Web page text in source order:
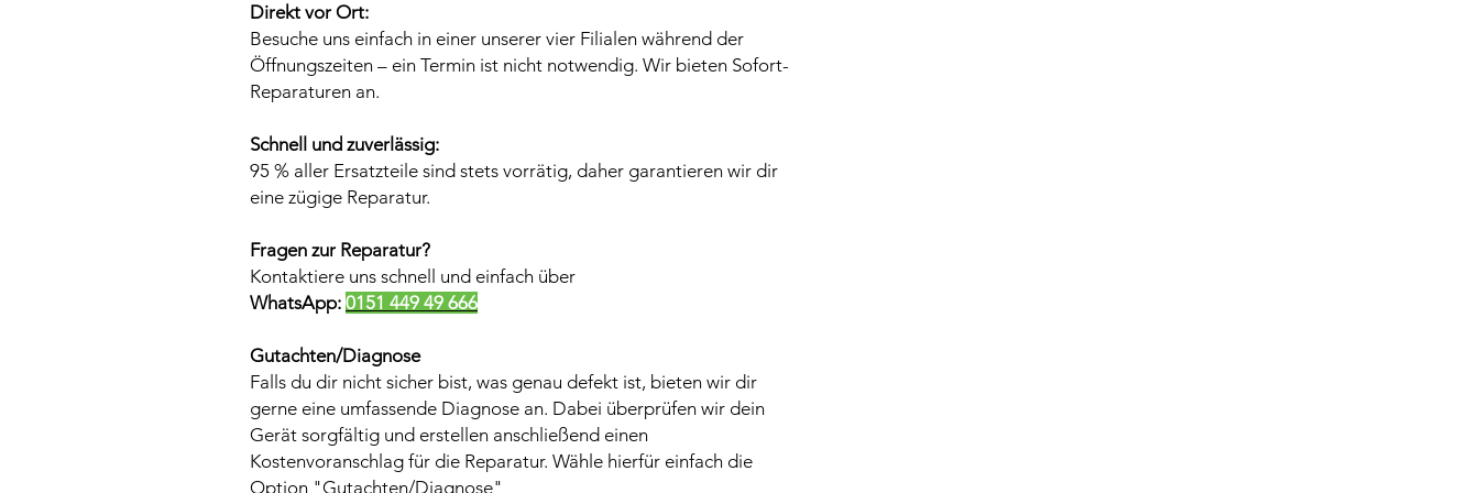
Direkt vor Ort:
Besuche uns einfach in einer unserer vier Filialen während der
Öffnungszeiten – ein Termin ist nicht notwendig. Wir bieten Sofort-
Reparaturen an.
Schnell und zuverlässig:
95 % aller Ersatzteile sind stets vorrätig, daher garantieren wir dir
eine zügige Reparatur.
Fragen zur Reparatur?
Kontaktiere uns schnell und einfach über
WhatsApp: 0151 449 49 666
Gutachten/Diagnose
Falls du dir nicht sicher bist, was genau defekt ist, bieten wir dir
gerne eine umfassende Diagnose an. Dabei überprüfen wir dein
Gerät sorgfältig und erstellen anschließend einen
Kostenvoranschlag für die Reparatur. Wähle hierfür einfach die
Option "Gutachten/Diagnose"